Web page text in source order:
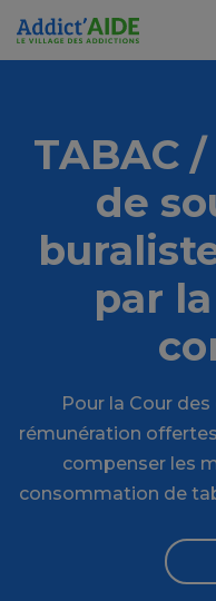
Aller au contenu principal
TABAC
de
par
Pour la Cour
rémunération
compenser les
consommation de
Panneau de gestion